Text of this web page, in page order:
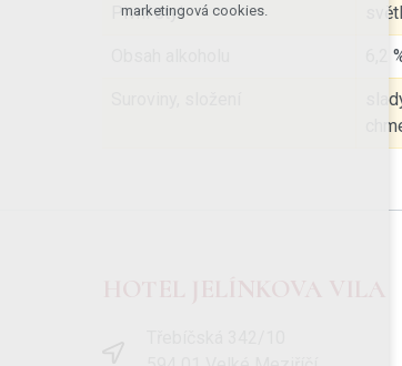
Pivní styl
6,2
marketingová cookies.